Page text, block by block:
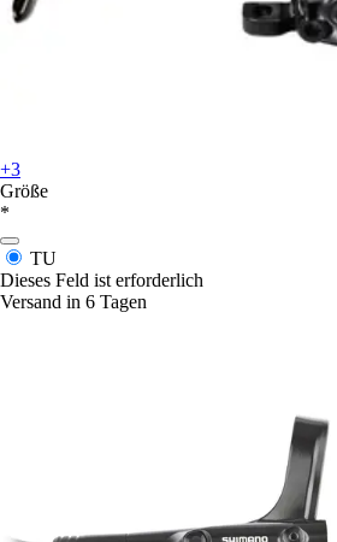
+3
Größe
*
TU
Dieses Feld ist erforderlich
Versand in 6 Tagen